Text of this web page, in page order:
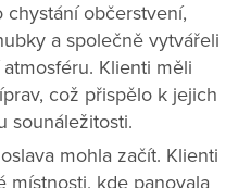
občerstvení,
a společně vytvářeli
Klienti měli
což přispělo k jejich
sounáležitosti.
mohla začít. Klienti
místnosti, kde panovala